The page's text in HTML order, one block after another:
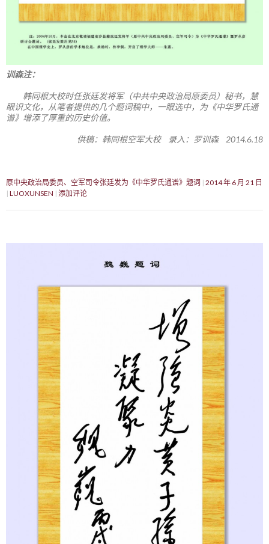
训森注：
韩同根大校时任张廷发将军（中共中央政治局原委员）秘书，慧
眼识文化，从笔者提供的几个题词稿中，一眼选中，为《中华罗氏通
谱》增添了厚重的历史价值。
供稿：韩同根空军大校 录入：罗训森 2014.6.18
原中央政治局委员、空军司令张廷发为《中华罗氏通谱》题词 2014 年 6 月 21 日
LUOXUNSEN 添加评论